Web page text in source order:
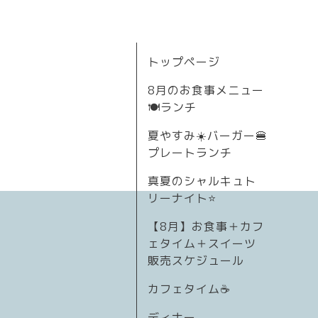
トップページ
8月のお食事メニュー
🍽ランチ
夏やすみ☀️バーガー🍔
プレートランチ
真夏のシャルキュト
リーナイト⭐
【8月】お食事＋カフ
ェタイム＋スイーツ
販売スケジュール
カフェタイム☕️